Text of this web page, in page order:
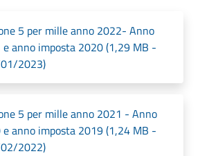
5 per mille anno 2022- Anno
anno imposta 2020 (1,29 MB -
2023)
5 per mille anno 2021 - Anno
anno imposta 2019 (1,24 MB -
2022)